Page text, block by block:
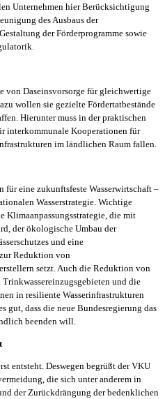
Unternehmen hier Berücksichtigung
des Ausbaus der
der Förderprogramme sowie
von Daseinsvorsorge für gleichwertige
wollen sie gezielte Fördertatbestände
Hierunter muss in der praktischen
interkommunale Kooperationen für
im ländlichen Raum fallen.
eine zukunftsfeste Wasserwirtschaft –
Wasserstrategie. Wichtige
Klimaanpassungsstrategie, die mit
der ökologische Umbau der
und eine
Reduktion von
setzt. Auch die Reduktion von
Trinkwassereinzugsgebieten und die
in resiliente Wasserinfrastrukturen
gut, dass die neue Bundesregierung das
beenden will.
entsteht. Deswegen begrüßt der VKU
die sich unter anderem in
der Zurückdrängung der bedenklichen